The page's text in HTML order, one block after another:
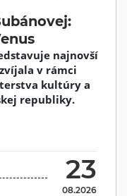
najnovší
v rámci
kultúry a
republiky.
23
08.2026